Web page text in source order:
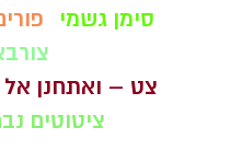
סימן גשמי
פורים
צט – ואתחנן
ציטוטים